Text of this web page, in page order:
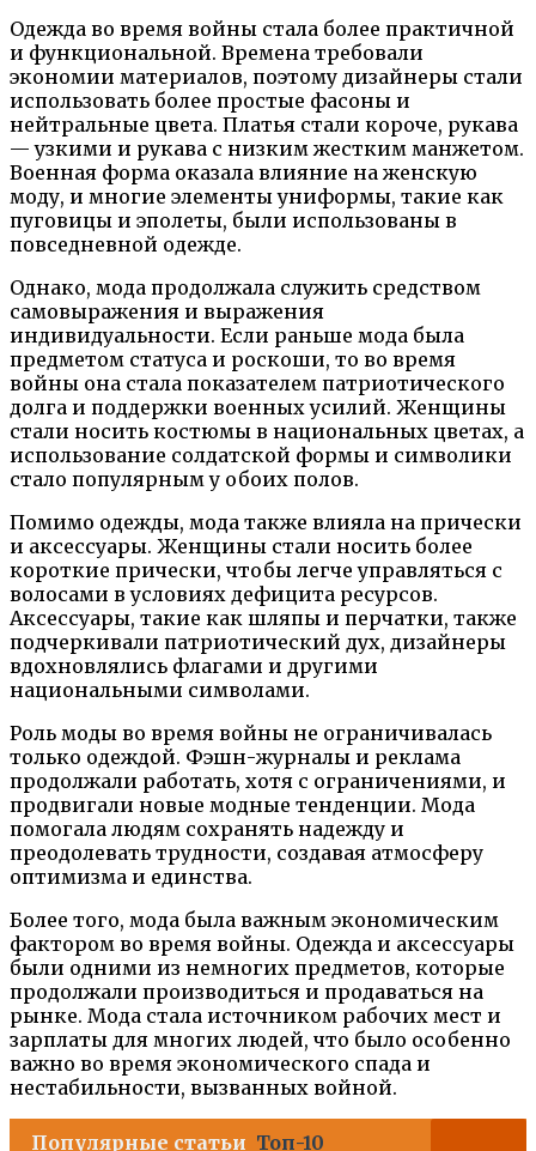
Одежда во время войны стала более практичной
и функциональной. Времена требовали
экономии материалов, поэтому дизайнеры стали
использовать более простые фасоны и
нейтральные цвета. Платья стали короче, рукава
— узкими и рукава с низким жестким манжетом.
Военная форма оказала влияние на женскую
моду, и многие элементы униформы, такие как
пуговицы и эполеты, были использованы в
повседневной одежде.
Однако, мода продолжала служить средством
самовыражения и выражения
индивидуальности. Если раньше мода была
предметом статуса и роскоши, то во время
войны она стала показателем патриотического
долга и поддержки военных усилий. Женщины
стали носить костюмы в национальных цветах, а
использование солдатской формы и символики
стало популярным у обоих полов.
Помимо одежды, мода также влияла на прически
и аксессуары. Женщины стали носить более
короткие прически, чтобы легче управляться с
волосами в условиях дефицита ресурсов.
Аксессуары, такие как шляпы и перчатки, также
подчеркивали патриотический дух, дизайнеры
вдохновлялись флагами и другими
национальными символами.
Роль моды во время войны не ограничивалась
только одеждой. Фэшн-журналы и реклама
продолжали работать, хотя с ограничениями, и
продвигали новые модные тенденции. Мода
помогала людям сохранять надежду и
преодолевать трудности, создавая атмосферу
оптимизма и единства.
Более того, мода была важным экономическим
фактором во время войны. Одежда и аксессуары
были одними из немногих предметов, которые
продолжали производиться и продаваться на
рынке. Мода стала источником рабочих мест и
зарплаты для многих людей, что было особенно
важно во время экономического спада и
нестабильности, вызванных войной.
Популярные статьи Топ-10